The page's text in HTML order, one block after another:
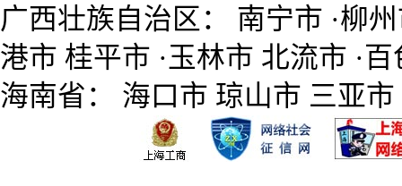
广西壮族自治区： 南宁市 ·柳
港市 桂平市 ·玉林市 北流市 ·
海南省： 海口市 琼山市 三亚市